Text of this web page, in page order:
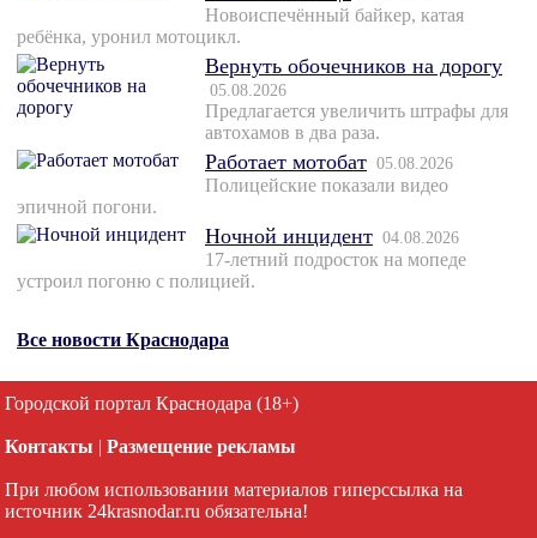
Новоиспечённый байкер, катая
ребёнка, уронил мотоцикл.
Вернуть обочечников на дорогу
05.08.2026
Предлагается увеличить штрафы для
автохамов в два раза.
Работает мотобат 05.08.2026
Полицейские показали видео
эпичной погони.
Ночной инцидент 04.08.2026
17-летний подросток на мопеде
устроил погоню с полицией.
Все новости Краснодара
Городской портал Краснодара (18+)
Контакты | Размещение рекламы
При любом использовании материалов гиперссылка на
источник 24krasnodar.ru обязательна!